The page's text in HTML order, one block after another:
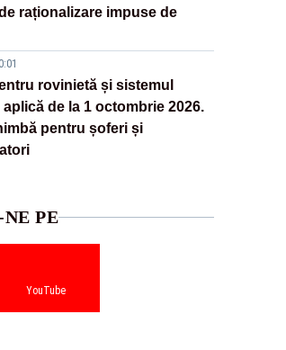
raționalizare impuse de
rovinietă și sistemul
de la 1 octombrie 2026.
pentru șoferi și
PE
YouTube